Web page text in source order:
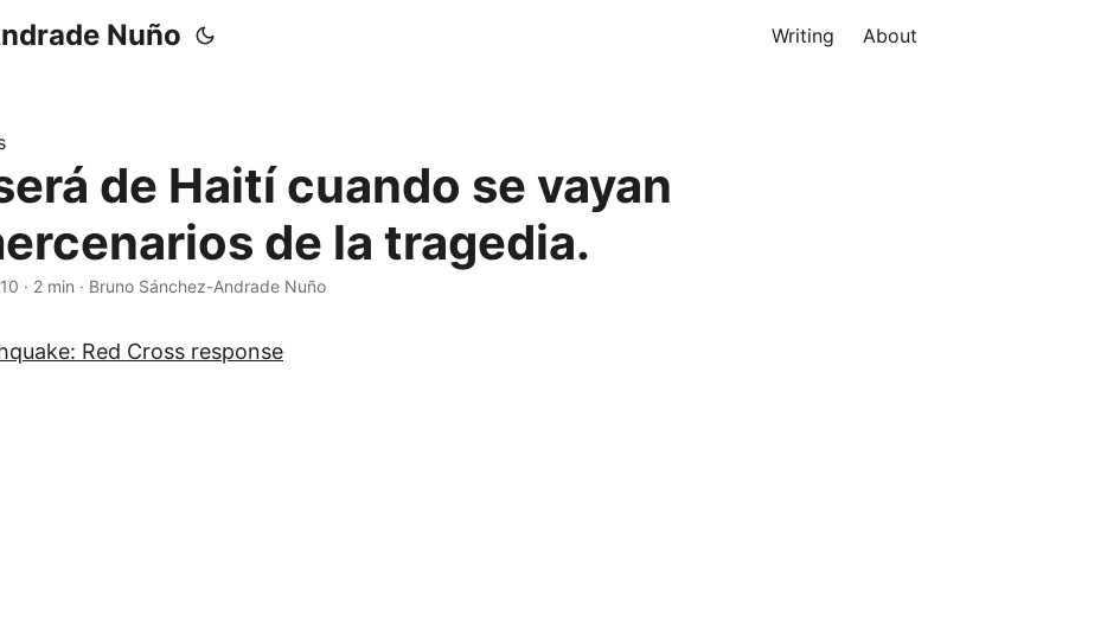
Nuño Writing About
de Haití cuando se vayan
de la tragedia.
· 2 min · Bruno Sánchez-Andrade Nuño